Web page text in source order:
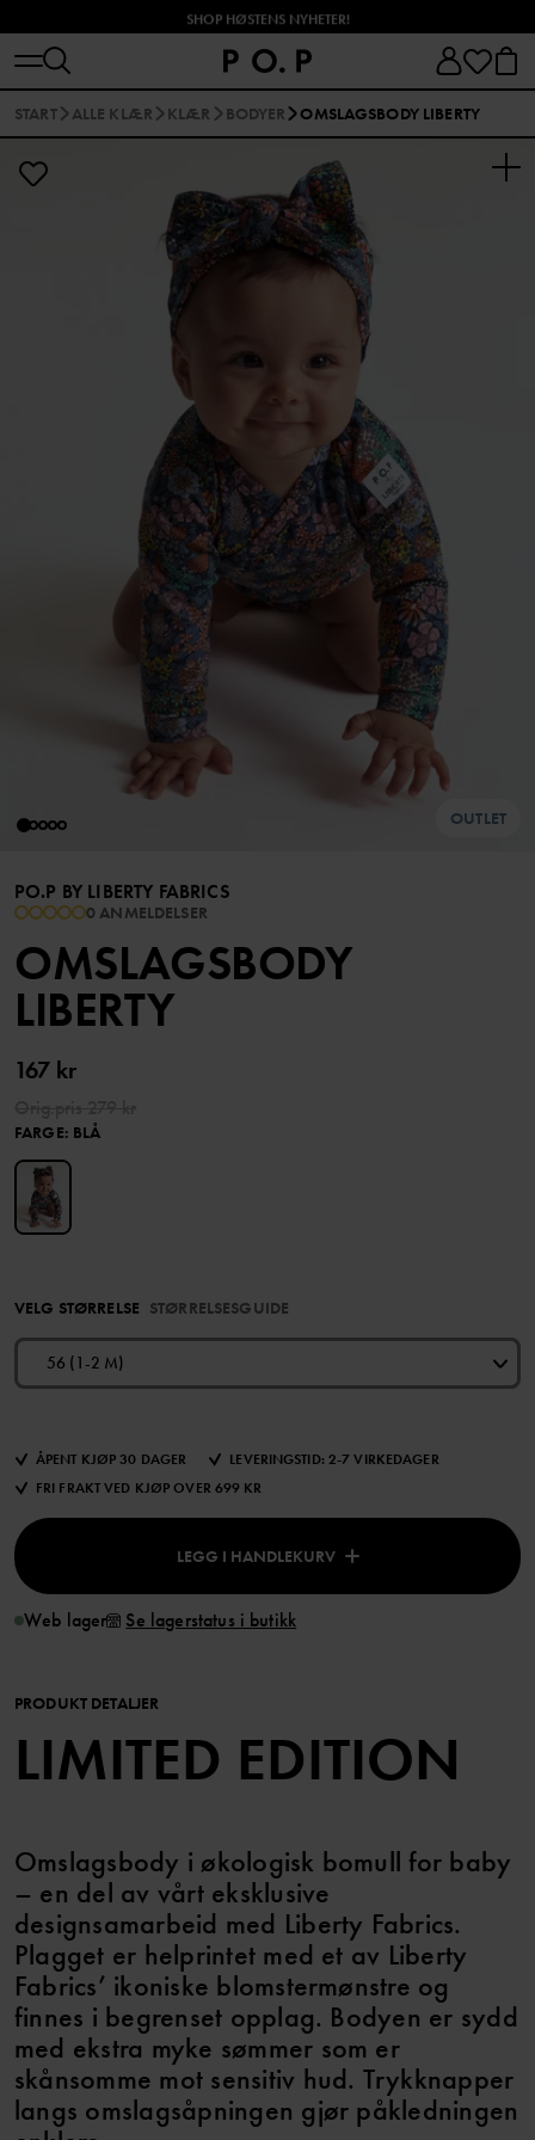
SHOP HØSTENS NYHETER!
START ALLE KLÆR KLÆR BODYER OMSLAGSBODY LIBERTY
OUTLET
PO.P BY LIBERTY FABRICS
0 ANMELDELSER
OMSLAGSBODY
LIBERTY
167 kr
FARGE: BLÅ
VELG STØRRELSE STØRRELSESGUIDE
56 (1-2 M)
ÅPENT KJØP 30 DAGER
LEVERINGSTID: 2-7 VIRKEDAGER
FRI FRAKT VED KJØP OVER 699 KR
LEGG I HANDLEKURV
Web lager Se lagerstatus i butikk
PRODUKT DETALJER
LIMITED EDITION
Omslagsbody i økologisk bomull for baby
– en del av vårt eksklusive
designsamarbeid med Liberty Fabrics.
Plagget er helprintet med et av Liberty
Fabrics’ ikoniske blomstermønstre og
finnes i begrenset opplag. Bodyen er sydd
med ekstra myke sømmer som er
skånsomme mot sensitiv hud. Trykknapper
langs omslagsåpningen gjør påkledningen